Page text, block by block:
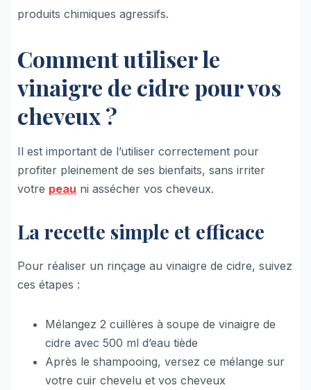
produits chimiques agressifs.
Comment utiliser le
vinaigre de cidre pour vos
cheveux ?
Il est important de l’utiliser correctement pour
profiter pleinement de ses bienfaits, sans irriter
votre peau ni assécher vos cheveux.
La recette simple et efficace
Pour réaliser un rinçage au vinaigre de cidre, suivez
ces étapes :
Mélangez 2 cuillères à soupe de vinaigre de
cidre avec 500 ml d’eau tiède
Après le shampooing, versez ce mélange sur
votre cuir chevelu et vos cheveux